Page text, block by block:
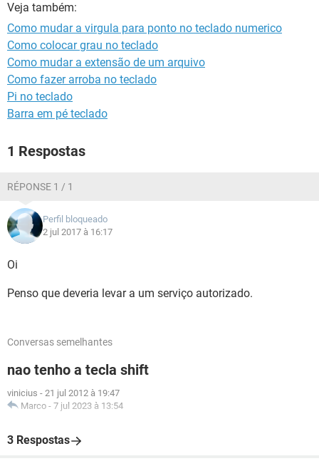
Veja também:
Como mudar a virgula para ponto no teclado numerico
Como colocar grau no teclado
Como mudar a extensão de um arquivo
Como fazer arroba no teclado
Pi no teclado
Barra em pé teclado
1 Respostas
RÉPONSE 1 / 1
Perfil bloqueado
2 jul 2017 à 16:17
Oi
Penso que deveria levar a um serviço autorizado.
Conversas semelhantes
nao tenho a tecla shift
vinicius - 21 jul 2012 à 19:47
Marco - 7 jul 2023 à 13:54
3 Respostas